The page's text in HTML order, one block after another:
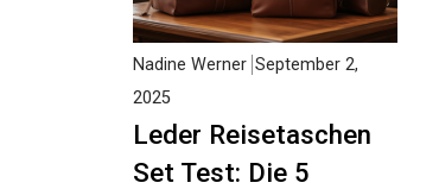
Leder Reisetaschen
Set Test: Die 5
Nadine Werner September 2,
2025